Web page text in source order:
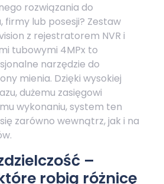
rozwiązania do
firmy lub posesji? Zestaw
z rejestratorem NVR i
tubowymi 4MPx to
narzędzie do
mienia. Dzięki wysokiej
dużemu zasięgowi
wykonaniu, system ten
zarówno wewnątrz, jak i na
–
robią różnicę